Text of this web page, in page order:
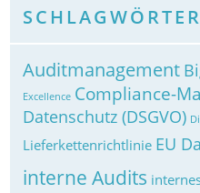
SCHLAGWÖRTER
Auditmanagement
Excellence Compliance-
Datenschutz (DSGVO)
Lieferkettenrichtlinie EU
interne Audits